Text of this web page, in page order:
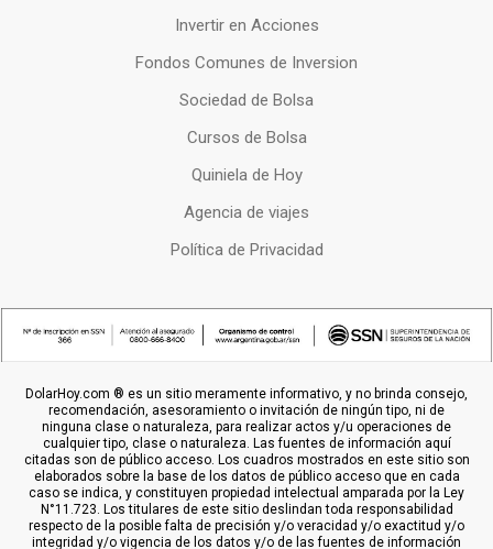
Invertir en Acciones
Fondos Comunes de Inversion
Sociedad de Bolsa
Cursos de Bolsa
Quiniela de Hoy
Agencia de viajes
Política de Privacidad
DolarHoy.com ® es un sitio meramente informativo, y no brinda consejo,
recomendación, asesoramiento o invitación de ningún tipo, ni de
ninguna clase o naturaleza, para realizar actos y/u operaciones de
cualquier tipo, clase o naturaleza. Las fuentes de información aquí
citadas son de público acceso. Los cuadros mostrados en este sitio son
elaborados sobre la base de los datos de público acceso que en cada
caso se indica, y constituyen propiedad intelectual amparada por la Ley
N°11.723. Los titulares de este sitio deslindan toda responsabilidad
respecto de la posible falta de precisión y/o veracidad y/o exactitud y/o
integridad y/o vigencia de los datos y/o de las fuentes de información